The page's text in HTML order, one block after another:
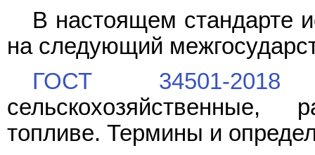
В настоящем стандарте
на следующий
ГОСТ 34501-2018
топливе. Термины и